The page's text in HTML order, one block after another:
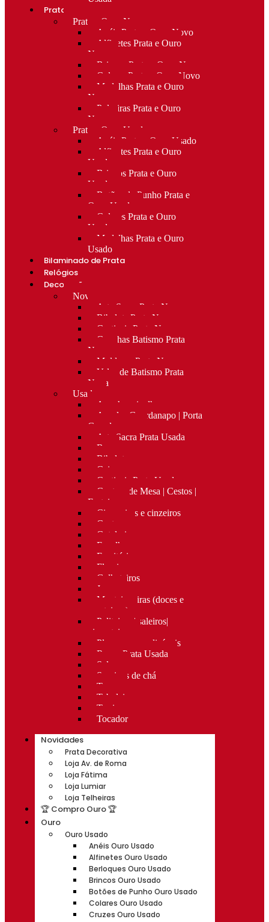
Prata e ouro
Prata e Ouro Novo
Anéis Prata e Ouro Novo
Alfinetes Prata e Ouro
Novo
Brincos Prata e Ouro Novo
Colares Prata e Ouro Novo
Medalhas Prata e Ouro
Novo
Pulseiras Prata e Ouro
Novo
Prata e Ouro Usado
Anéis Prata e Ouro Usado
Alfinetes Prata e Ouro
Usado
Brincos Prata e Ouro
Usado
Botões de Punho Prata e
Ouro Usado
Colares Prata e Ouro
Usado
Medalhas Prata e Ouro
Usado
Bilaminado de Prata
Relógios
Decoração
Novo
Arte Sacra Prata Nova
Bibelots Prata Nova
Castiçais Prata Nova
Conchas Batismo Prata
Nova
Molduras Prata Nova
Velas de Batismo Prata
Nova
Usado
Apanha migalhas
Argolas Guardanapo | Porta
Guardanapos
Arte Sacra Prata Usada
Bar
Bibelots
Caixas
Castiçais Prata Usada
Centros de Mesa | Cestos |
Fruteiras
Cigarreiras e cinzeiros
Costura
Cutelaria
Espelhos
Escritório
Floreiras
Galheteiros
Jarras
Manteigueiras (doces e
manteigas)
Paliteiros | saleiros|
pimenteiros
Placas personalizáveis
Rocas Prata Usada
Salvas
Serviços de chá
Taças
Tabuleiros
Terrinas
Tocador
Novidades
Prata Decorativa
Loja Av. de Roma
Loja Fátima
Loja Lumiar
Loja Telheiras
🏆 Compro Ouro 🏆
Ouro
Ouro Usado
Anéis Ouro Usado
Alfinetes Ouro Usado
Berloques Ouro Usado
Brincos Ouro Usado
Botões de Punho Ouro Usado
Colares Ouro Usado
Cruzes Ouro Usado